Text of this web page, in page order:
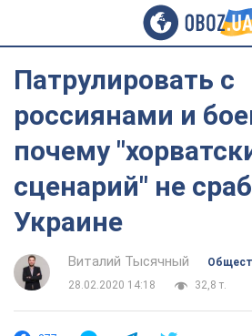
Патрулировать с
россиянами и
почему
сценарий" не
Украине
Виталий Тысячный
28.02.2020 14:18
32,8 т.